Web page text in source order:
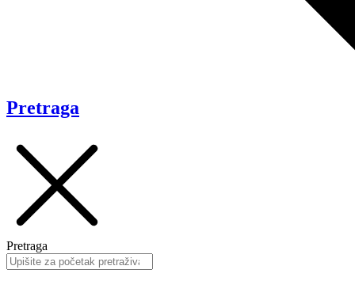
Pretraga
Pretraga